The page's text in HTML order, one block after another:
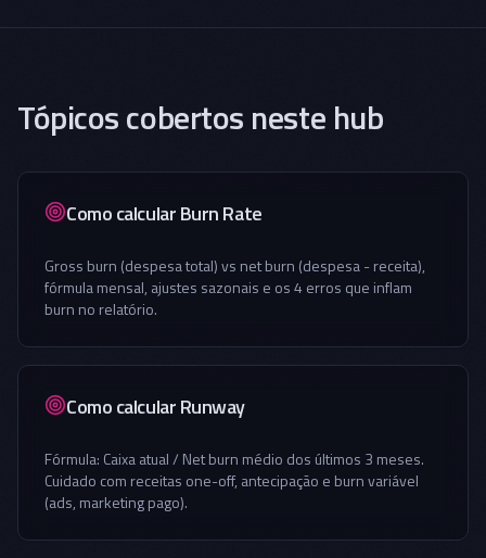
Tópicos cobertos neste hub
Como calcular Burn Rate
Gross burn (despesa total) vs net burn (despesa - receita),
fórmula mensal, ajustes sazonais e os 4 erros que inflam
burn no relatório.
Como calcular Runway
Fórmula: Caixa atual / Net burn médio dos últimos 3 meses.
Cuidado com receitas one-off, antecipação e burn variável
(ads, marketing pago).